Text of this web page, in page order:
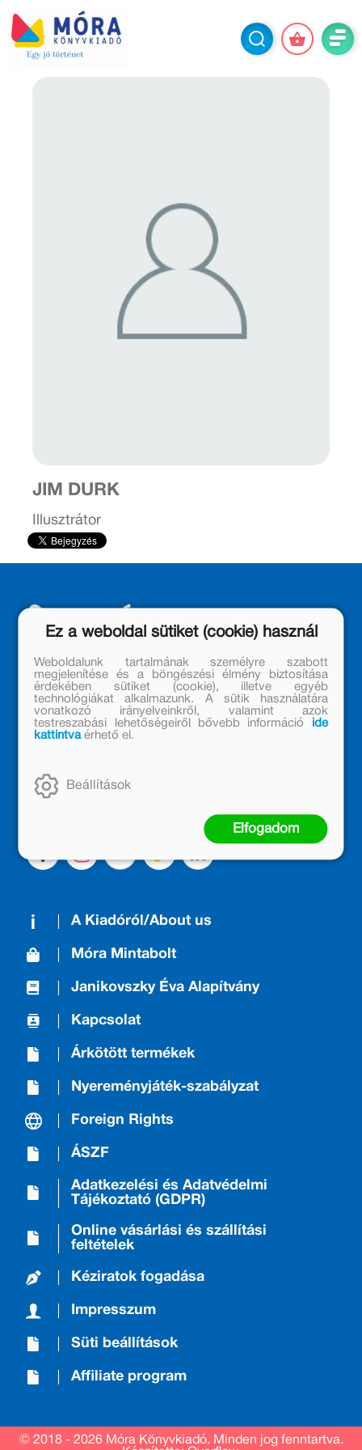
JIM DURK
Illusztrátor
MÓRA KÖNYVKIADÓ – 1950 ÓTA
CSALÁDTAG
szerető felnőttek lettek, akik mindezt továbbadták a
következő nemzedéknek.
A Kiadóról/About us
Móra Mintabolt
Janikovszky Éva Alapítvány
Kapcsolat
Árkötött termékek
Nyereményjáték-szabályzat
Foreign Rights
ÁSZF
Adatkezelési és Adatvédelmi
Tájékoztató (GDPR)
Online vásárlási és szállítási
feltételek
Kéziratok fogadása
Impresszum
Süti beállítások
Affiliate program
© 2018 - 2026 Móra Könyvkiadó. Minden jog fenntartva.
Ez a weboldal sütiket (cookie) használ
Weboldalunk tartalmának személyre szabott
megjelenítése és a böngészési élmény biztosítása
érdekében sütiket (cookie), illetve egyéb
technológiákat alkalmazunk. A sütik használatára
vonatkozó irányelveinkről, valamint azok
testreszabási lehetőségeiről bővebb információ
ide
kattintvaérhető el.
Beállítások
Elfogadom